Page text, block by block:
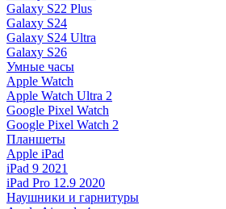
Galaxy S22 Plus
Galaxy S24
Galaxy S24 Ultra
Galaxy S26
Умные часы
Apple Watch
Apple Watch Ultra 2
Google Pixel Watch
Google Pixel Watch 2
Планшеты
Apple iPad
iPad 9 2021
iPad Pro 12.9 2020
Наушники и гарнитуры